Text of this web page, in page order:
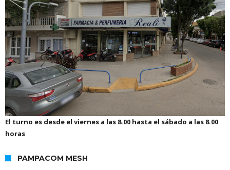
El turno es desde el viernes a las 8.00 hasta el sábado a las 8.00
horas
PAMPACOM MESH